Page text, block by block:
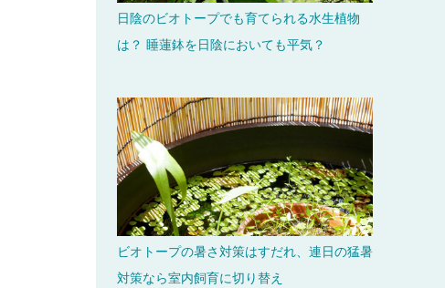
日陰のビオトープでも育てられる水生植物
は？ 睡蓮鉢を日陰においても平気？
ビオトープの暑さ対策はすだれ、連日の猛暑
対策なら室内飼育に切り替え